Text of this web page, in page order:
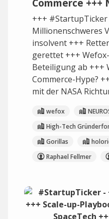
Commerce +++
+++ #StartupTicker
Millionenschweres
insolvent +++
gerettet +++
Beteiligung ab +++
Commerce-Hype?
mit der NASA
wefox
High-Tech
Gorillas
Raphael Fellmer